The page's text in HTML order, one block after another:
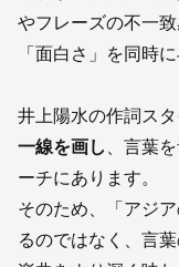
やフレーズの不一
「面白さ」を同時
井上陽水の作詞スタ
一線を画し 、言葉
ーチにあります。
そのため、「アジ
るのではなく、言